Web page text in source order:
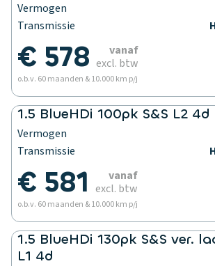
Vermogen
Transmissie
€ 578
vanaf
excl. btw
o.b.v. 60 maanden & 10.000 km p/j
1.5 BlueHDi 100pk S&S L2 4d
Vermogen
Transmissie
€ 581
vanaf
excl. btw
o.b.v. 60 maanden & 10.000 km p/j
1.5 BlueHDi 130pk S&S ver.
L1 4d